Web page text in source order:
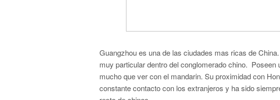
Guangzhou es una de las ciudades mas ricas de
muy particular dentro del conglomerado chino. Poseen
mucho que ver con el mandarin. Su proximidad con
constante contacto con los extranjeros y ha sido